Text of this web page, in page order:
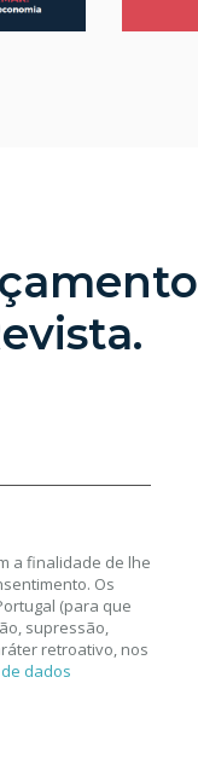
a finalidade de lhe
Os
(para que
supressão,
retroativo, nos
dados